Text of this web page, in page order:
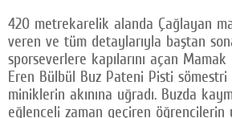
420 metrekarelik alanda Çağlayan
veren ve tüm detaylarıyla baştan
sporseverlere kapılarını açan
Eren Bülbül Buz Pateni Pisti
miniklerin akınına uğradı. Buzda
eğlenceli zaman geçiren öğrencilerin